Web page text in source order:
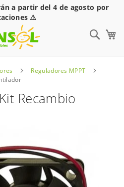
a partir del 4 de agosto por
⚠️
Reguladores MPPT
Recambio